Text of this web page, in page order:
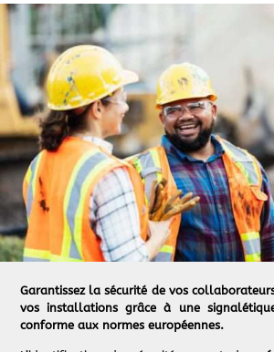
Garantissez la sécurité de vos
vos installations grâce à une
conforme aux normes européennes.